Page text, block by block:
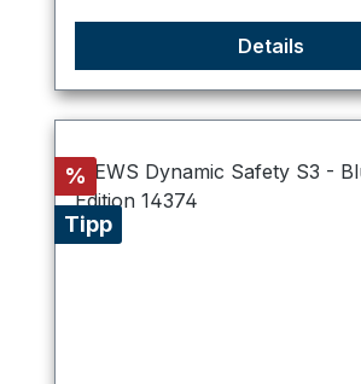
Details
Rabatt
%
Tipp